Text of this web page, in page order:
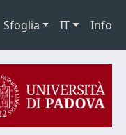
Sfoglia IT Info